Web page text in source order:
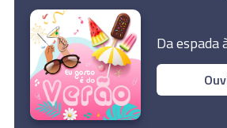
© 2026 Empresa Diário de
Todos os direitos
Da espada